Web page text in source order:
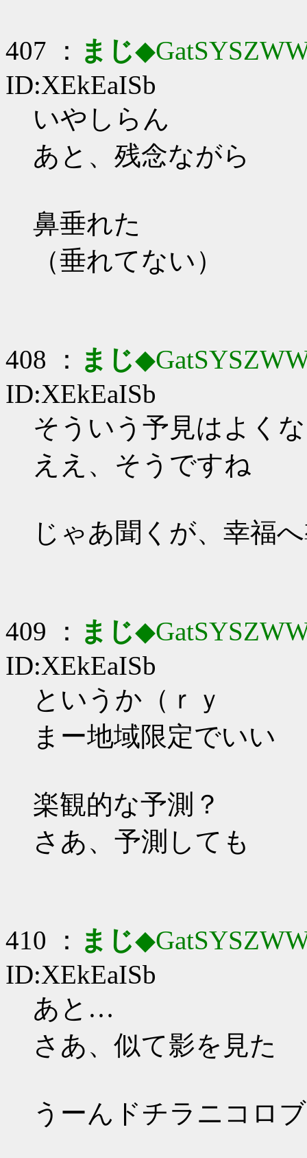
407 ： まじ
ID:XEkEaISb
いやしらん
あと、残念ながら
鼻垂れた
（垂れてない）
408 ： まじ
ID:XEkEaISb
そういう予見はよく
ええ、そうですね
じゃあ聞くが、幸福
409 ： まじ
ID:XEkEaISb
というか（ｒｙ
まー地域限定でいい
楽観的な予測？
さあ、予測しても
410 ： まじ
ID:XEkEaISb
あと…
さあ、似て影を見た
うーんドチラニコロ